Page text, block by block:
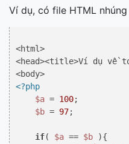
Ví dụ, có file HTML
<html>
<head><title>Ví dụ về
<?php
$a = 100;
$b = 97;
if( $a == $b ){